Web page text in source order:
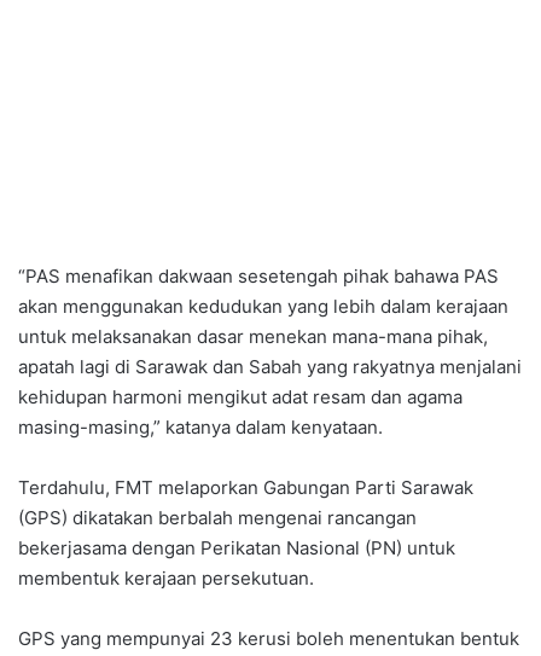
“PAS menafikan dakwaan sesetengah pihak bahawa PAS
akan menggunakan kedudukan yang lebih dalam kerajaan
untuk melaksanakan dasar menekan mana-mana pihak,
apatah lagi di Sarawak dan Sabah yang rakyatnya menjalani
kehidupan harmoni mengikut adat resam dan agama
masing-masing,” katanya dalam kenyataan.
Terdahulu, FMT melaporkan Gabungan Parti Sarawak
(GPS) dikatakan berbalah mengenai rancangan
bekerjasama dengan Perikatan Nasional (PN) untuk
membentuk kerajaan persekutuan.
GPS yang mempunyai 23 kerusi boleh menentukan bentuk